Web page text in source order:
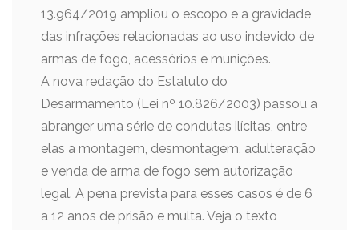
13.964/2019 ampliou o escopo e a gravidade
das infrações relacionadas ao uso indevido de
armas de fogo, acessórios e munições.
A nova redação do Estatuto do
Desarmamento (Lei nº 10.826/2003) passou a
abranger uma série de condutas ilícitas, entre
elas a montagem, desmontagem, adulteração
e venda de arma de fogo sem autorização
legal. A pena prevista para esses casos é de 6
a 12 anos de prisão e multa. Veja o texto